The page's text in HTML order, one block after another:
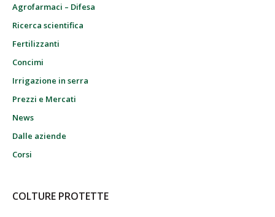
Agrofarmaci – Difesa
Ricerca scientifica
Fertilizzanti
Concimi
Irrigazione in serra
Prezzi e Mercati
News
Dalle aziende
Corsi
COLTURE PROTETTE